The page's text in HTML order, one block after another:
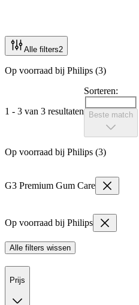
Alle filters2
Op voorraad bij Philips (3)
1 - 3 van 3 resultaten
Sorteren:
Beste match
Op voorraad bij Philips (3)
G3 Premium Gum Care
Op voorraad bij Philips
Alle filters wissen
Prijs